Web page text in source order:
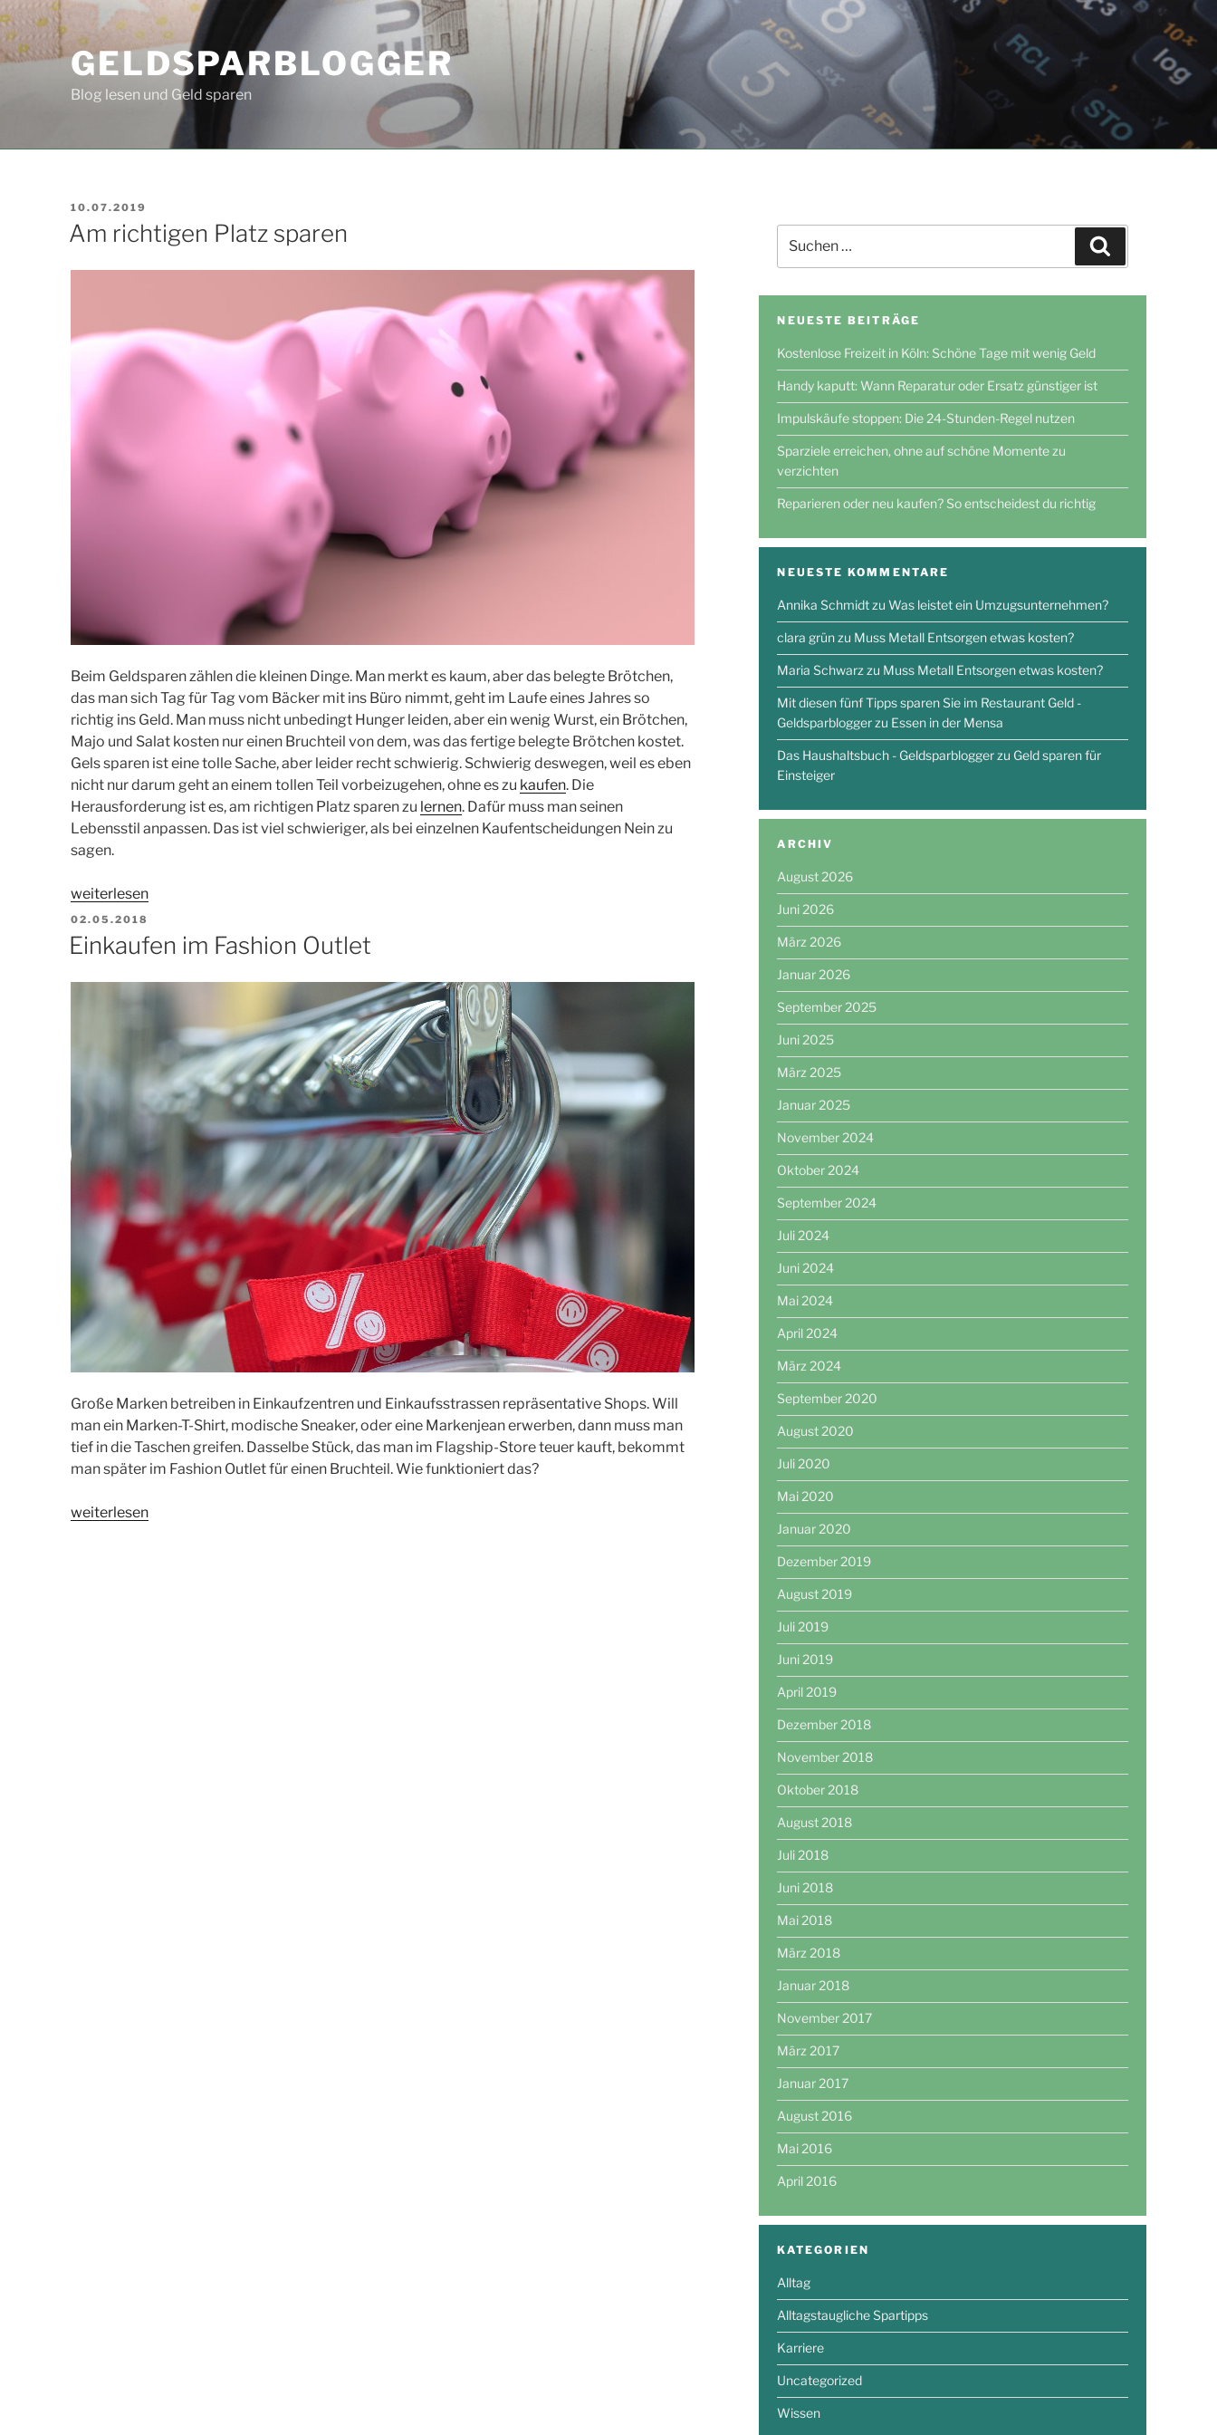
Zum
Inhalt
springen
GELDSPARBLOGGER
Blog lesen und Geld sparen
VERÖFFENTLICHT
AM
10.07.2019
Am richtigen Platz sparen
Beim Geldsparen zählen die kleinen Dinge. Man merkt es kaum, aber das belegte Brötchen,
das man sich Tag für Tag vom Bäcker mit ins Büro nimmt, geht im Laufe eines Jahres so
richtig ins Geld. Man muss nicht unbedingt Hunger leiden, aber ein wenig Wurst, ein Brötchen,
Majo und Salat kosten nur einen Bruchteil von dem, was das fertige belegte Brötchen kostet.
Gels sparen ist eine tolle Sache, aber leider recht schwierig. Schwierig deswegen, weil es eben
nicht nur darum geht an einem tollen Teil vorbeizugehen, ohne es zu kaufen. Die
Herausforderung ist es, am richtigen Platz sparen zu lernen. Dafür muss man seinen
Lebensstil anpassen. Das ist viel schwieriger, als bei einzelnen Kaufentscheidungen Nein zu
sagen.
„Am
richtigen
Platz
sparen“
weiterlesen
VERÖFFENTLICHT
AM
02.05.2018
Einkaufen im Fashion Outlet
Große Marken betreiben in Einkaufzentren und Einkaufsstrassen repräsentative Shops. Will
man ein Marken-T-Shirt, modische Sneaker, oder eine Markenjean erwerben, dann muss man
tief in die Taschen greifen. Dasselbe Stück, das man im Flagship-Store teuer kauft, bekommt
man später im Fashion Outlet für einen Bruchteil. Wie funktioniert das?
„Einkaufen
weiterlesen
nach:
NEUESTE BEITRÄGE
Kostenlose Freizeit in Köln: Schöne Tage mit wenig Geld
Handy kaputt: Wann Reparatur oder Ersatz günstiger ist
Impulskäufe stoppen: Die 24-Stunden-Regel nutzen
Sparziele erreichen, ohne auf schöne Momente zu
verzichten
Reparieren oder neu kaufen? So entscheidest du richtig
NEUESTE KOMMENTARE
Annika Schmidt zuWas leistet ein Umzugsunternehmen?
clara grün zu Muss Metall Entsorgen etwas kosten?
Maria Schwarz zu Muss Metall Entsorgen etwas kosten?
Mit diesen fünf Tipps sparen Sie im Restaurant Geld -
Geldsparblogger zu Essen in der Mensa
Das Haushaltsbuch - Geldsparblogger zu Geld sparen für
Einsteiger
ARCHIV
August 2026
Juni 2026
März 2026
Januar 2026
September 2025
Juni 2025
März 2025
Januar 2025
November 2024
Oktober 2024
September 2024
Juli 2024
Juni 2024
Mai 2024
April 2024
März 2024
September 2020
August 2020
Juli 2020
Mai 2020
Januar 2020
Dezember 2019
August 2019
Juli 2019
Juni 2019
April 2019
Dezember 2018
November 2018
Oktober 2018
August 2018
Juli 2018
Juni 2018
Mai 2018
März 2018
Januar 2018
November 2017
März 2017
Januar 2017
August 2016
Mai 2016
April 2016
KATEGORIEN
Alltag
Alltagstaugliche Spartipps
Karriere
Uncategorized
Wissen